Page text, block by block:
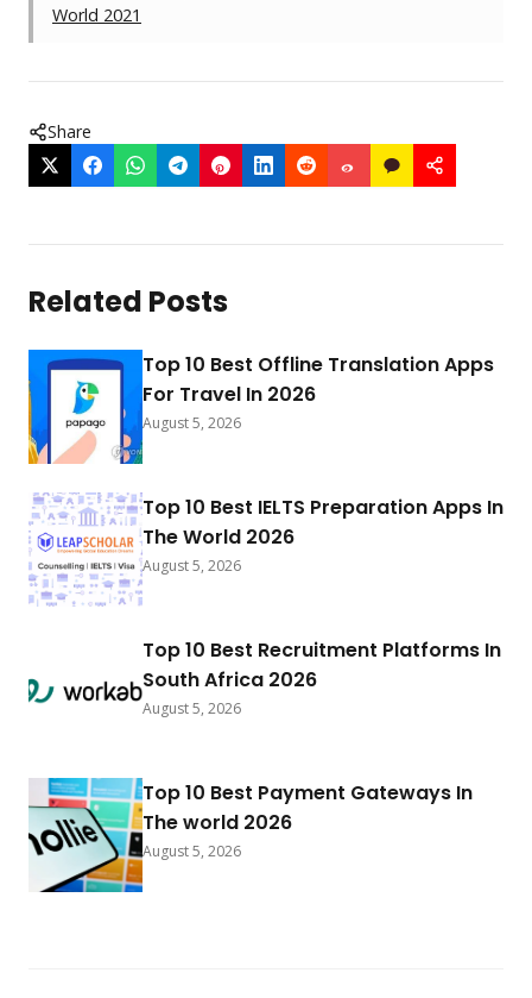
World 2021
Share
Related Posts
Top 10 Best Offline Translation Apps
For Travel In 2026
August 5, 2026
Top 10 Best IELTS Preparation Apps In
The World 2026
August 5, 2026
Top 10 Best Recruitment Platforms In
South Africa 2026
August 5, 2026
Top 10 Best Payment Gateways In
The world 2026
August 5, 2026